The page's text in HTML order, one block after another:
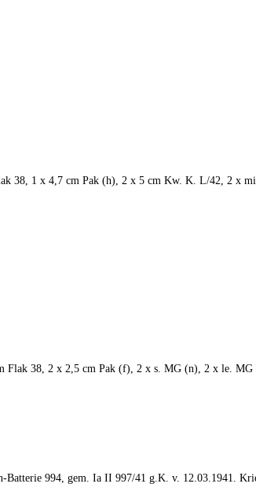
38, 1 x 4,7 cm Pak (h), 2 x 5 cm Kw. K. L/42, 2 x
Flak 38, 2 x 2,5 cm Pak (f), 2 x s. MG (n), 2 x le.
Batterie 994, gem. Ia II 997/41 g.K. v. 12.03.1941.